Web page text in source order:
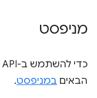
מניפסט
הבאים במניפסט.